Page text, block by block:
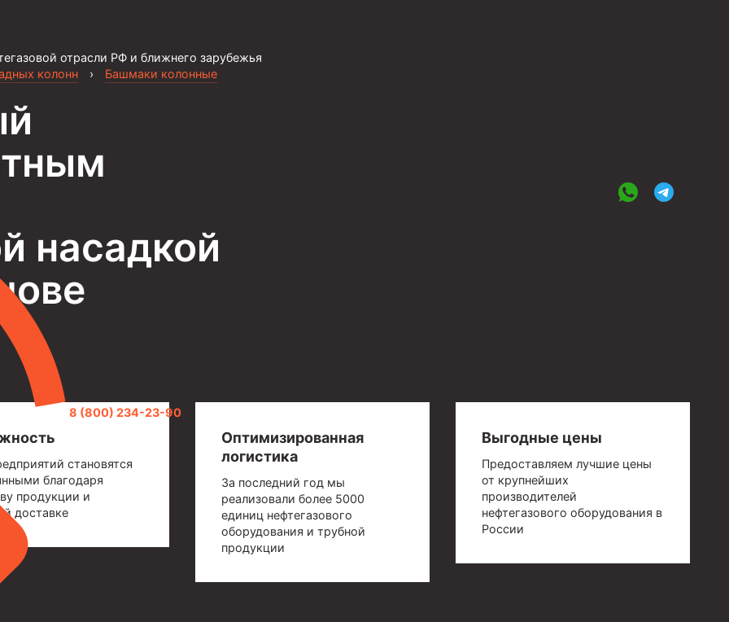
отрасли РФ и ближнего зарубежья
8 (800) 234-23-90
колонн › Башмаки колонные
насадкой
становятся
благодаря
продукции и
доставке
Оптимизированная
логистика
За последний год мы
реализовали более 5000
единиц нефтегазового
оборудования и трубной
продукции
Выгодные цены
Предоставляем лучшие цены
от крупнейших
производителей
нефтегазового оборудования в
России